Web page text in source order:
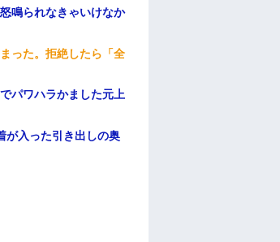
鳴られなきゃいけなか
った。拒絶したら「全
パワハラかました元上
が入った引き出しの奥